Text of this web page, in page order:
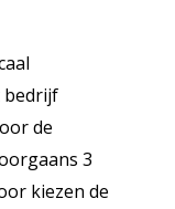
bedrijf
de
3
kiezen de